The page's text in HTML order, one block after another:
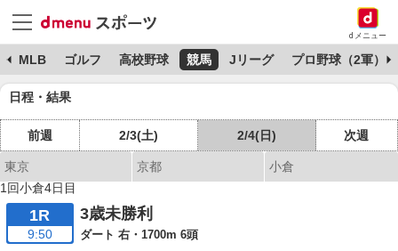
dメニュー
MLB ゴルフ 高校野球 競馬 Jリーグ プロ野球（2軍）
日程・結果
前週 2/3(土) 2/4(日) 次週
東京 京都
小倉
1回小倉4日目
1R
9:50
3歳未勝利
ダート 右・1700m 6頭